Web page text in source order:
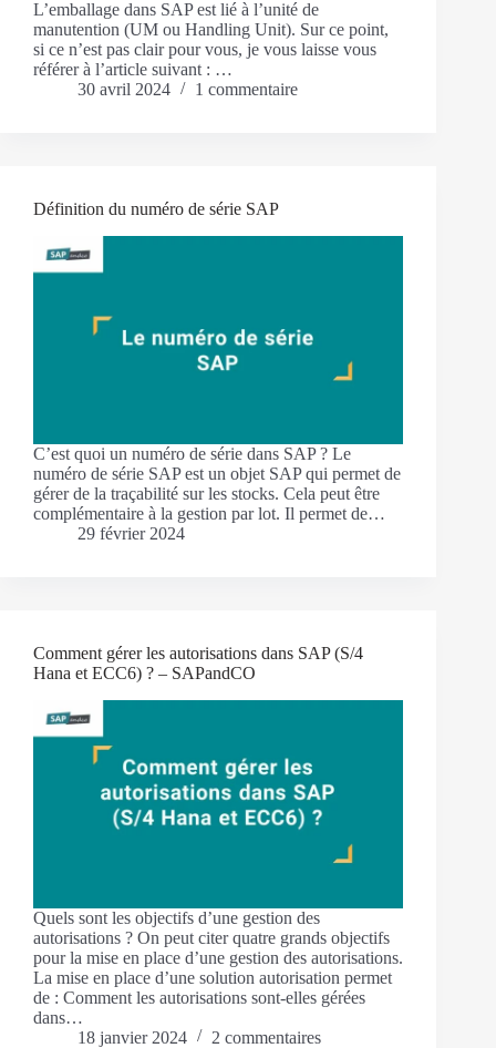
L’emballage dans SAP est lié à l’unité de
manutention (UM ou Handling Unit). Sur ce point,
si ce n’est pas clair pour vous, je vous laisse vous
référer à l’article suivant : …
30 avril 2024
1 commentaire
Définition du numéro de série SAP
C’est quoi un numéro de série dans SAP ? Le
numéro de série SAP est un objet SAP qui permet de
gérer de la traçabilité sur les stocks. Cela peut être
complémentaire à la gestion par lot. Il permet de…
29 février 2024
Comment gérer les autorisations dans SAP (S/4
Hana et ECC6) ? – SAPandCO
Quels sont les objectifs d’une gestion des
autorisations ? On peut citer quatre grands objectifs
pour la mise en place d’une gestion des autorisations.
La mise en place d’une solution autorisation permet
de : Comment les autorisations sont-elles gérées
dans…
18 janvier 2024
2 commentaires